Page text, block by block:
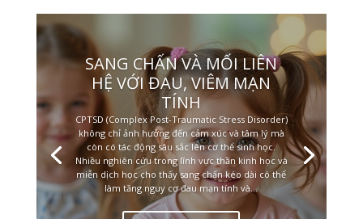
SANG CHẤN VÀ MỐI LIÊN
HỆ VỚI ĐAU, VIÊM MẠN
TÍNH
CPTSD (Complex Post-Traumatic Stress Disorder)
không chỉ ảnh hưởng đến cảm xúc và tâm lý mà
còn có tác động sâu sắc lên cơ thể sinh học.
Nhiều nghiên cứu trong lĩnh vực thần kinh học và
miễn dịch học cho thấy sang chấn kéo dài có thể
làm tăng nguy cơ đau mạn tính và...